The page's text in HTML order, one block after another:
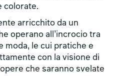
colorate.
arricchito da un
operano all’incrocio tra
moda, le cui pratiche e
con la visione di
che saranno svelate